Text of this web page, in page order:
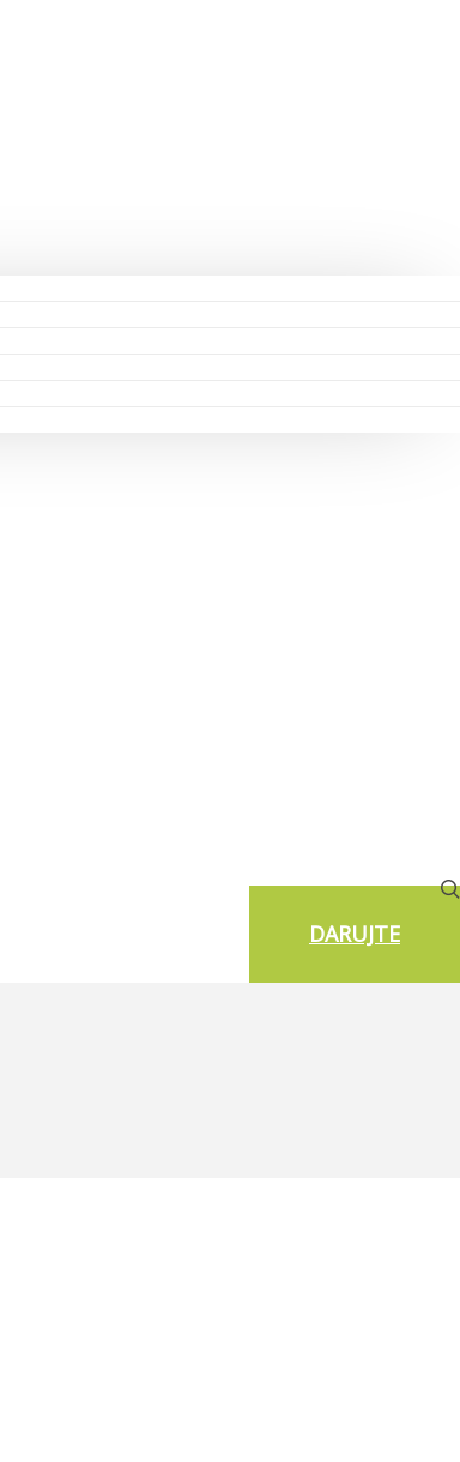
DARUJTE